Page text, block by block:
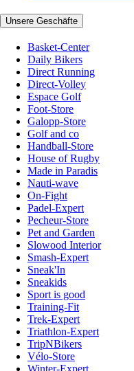
Unsere Geschäfte
Basket-Center
Daily Bikers
Direct Running
Direct-Volley
Espace Golf
Foot-Store
Galopp-Store
Golf and co
Handball-Store
House of Rugby
Made in Paradis
Nauti-wave
On-Fight
Padel-Expert
Pecheur-Store
Pet and Garden
Slowood Interior
Smash-Expert
Sneak'In
Sneakids
Sport is good
Training-Fit
Trek-Expert
Triathlon-Expert
TripNBikers
Vélo-Store